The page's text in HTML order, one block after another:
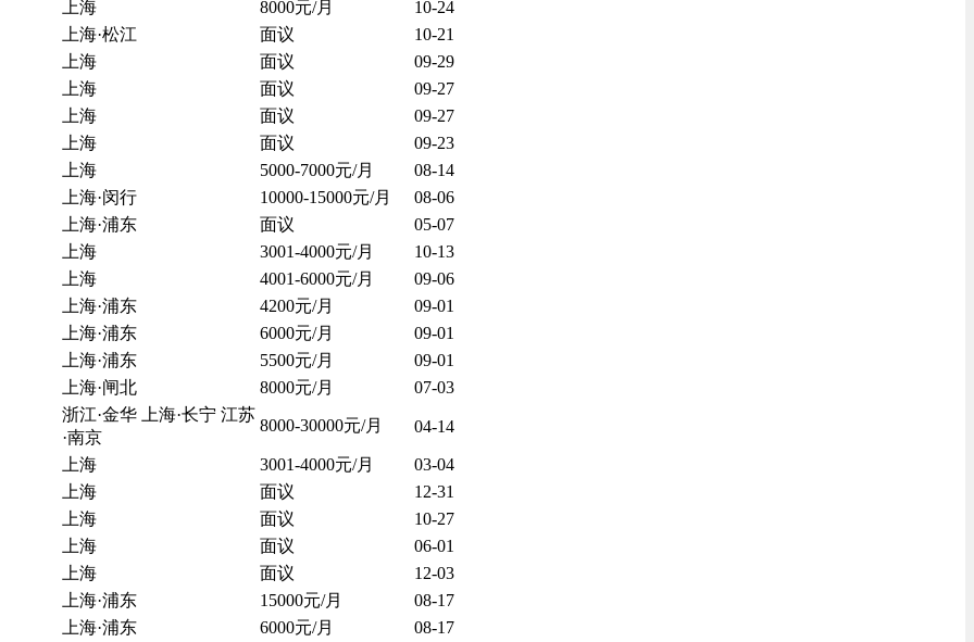
上海
8000元/月
10-24
上海·松江
面议
10-21
上海
面议
09-29
上海
面议
09-27
上海
面议
09-27
上海
面议
09-23
上海
5000-7000元/月
08-14
上海·闵行
10000-15000元/月
08-06
上海·浦东
面议
05-07
上海
3001-4000元/月
10-13
上海
4001-6000元/月
09-06
上海·浦东
4200元/月
09-01
上海·浦东
6000元/月
09-01
上海·浦东
5500元/月
09-01
上海·闸北
8000元/月
07-03
浙江·金华 上海·长宁 江苏
·南京
8000-30000元/月 04-14
上海 3001-4000元/月
03-04
上海
面议
12-31
上海
面议
10-27
上海
面议
06-01
上海
面议
12-03
上海·浦东
15000元/月
08-17
上海·浦东
6000元/月 08-17